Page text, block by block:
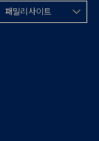
패밀리 사이트